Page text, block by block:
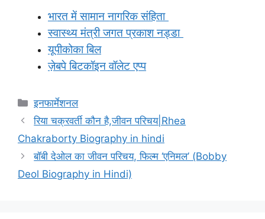
भारत में सामान नागरिक संहिता
स्वास्थ्य मंत्री जगत प्रकाश नड्डा
यूपीकोका बिल
ज़ेबपे बिटकॉइन वॉलेट एप्प
Categories
इनफार्मेशनल
रिया चक्रवर्ती कौन है,जीवन परिचय|Rhea
Chakraborty Biography in hindi
बॉबी देओल का जीवन परिचय, फिल्म ‘एनिमल’ (Bobby
Deol Biography in Hindi)